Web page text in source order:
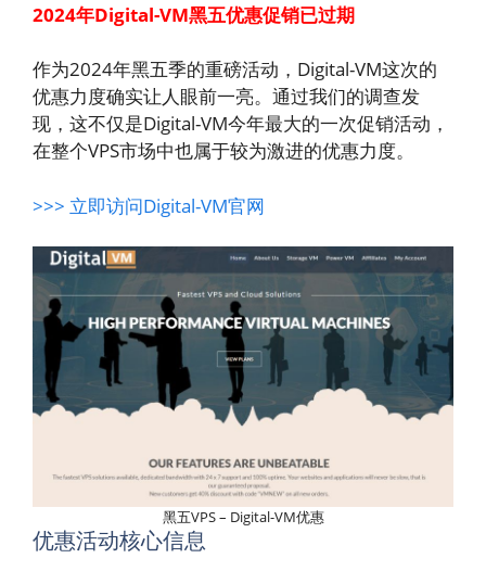
2024年Digital-VM黑五优惠促销已过期
作为2024年黑五季的重磅活动，Digital-VM这次的
优惠力度确实让人眼前一亮。通过我们的调查发
现，这不仅是Digital-VM今年最大的一次促销活动，
在整个VPS市场中也属于较为激进的优惠力度。
>>> 立即访问Digital-VM官网
黑五VPS – Digital-VM优惠
优惠活动核心信息